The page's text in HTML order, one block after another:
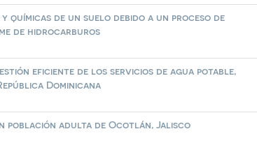
químicas de un suelo debido a un proceso de
de hidrocarburos
eficiente de los servicios de agua potable,
Dominicana
población adulta de Ocotlán, Jalisco